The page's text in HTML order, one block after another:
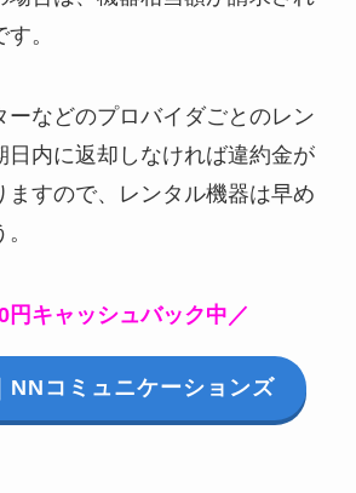
。
ーなどのプロバイダごとのレン
日内に返却しなければ違約金が
ますので、レンタル機器は早め
円キャッシュバック中／
NNコミュニケーションズ